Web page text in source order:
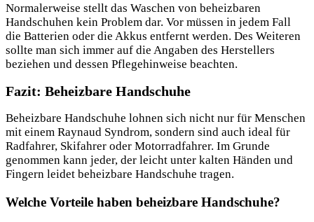
Normalerweise stellt das Waschen von beheizbaren
Handschuhen kein Problem dar. Vor müssen in jedem Fall
die Batterien oder die Akkus entfernt werden. Des Weiteren
sollte man sich immer auf die Angaben des Herstellers
beziehen und dessen Pflegehinweise beachten.
Fazit: Beheizbare Handschuhe
Beheizbare Handschuhe lohnen sich nicht nur für Menschen
mit einem Raynaud Syndrom, sondern sind auch ideal für
Radfahrer, Skifahrer oder Motorradfahrer. Im Grunde
genommen kann jeder, der leicht unter kalten Händen und
Fingern leidet beheizbare Handschuhe tragen.
Welche Vorteile haben beheizbare Handschuhe?